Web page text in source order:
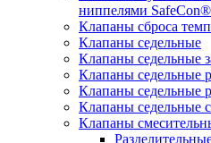
ниппелями SafeCon®
Клапаны сброса
Клапаны седельные
Клапаны седельные
Клапаны седельные
Клапаны седельные
Клапаны седельные
Клапаны